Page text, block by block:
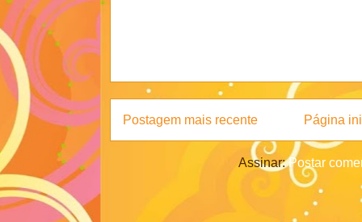
Postagem mais recente Página
Assinar:Postar